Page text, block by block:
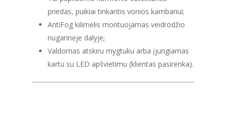
priedas, puikiai tinkantis vonios kambariui;
AntiFog kilimėlis montuojamas veidrodžio
nugarinėje dalyje;
Valdomas atskiru mygtuku arba įjungiamas
kartu su LED apšvietimu (klientas pasirenka).